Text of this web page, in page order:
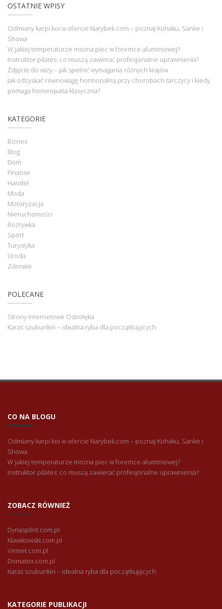
OSTATNIE WPISY
Odmiany karpi koi w ofercie Narybek.com – poznaj Kohaku, Sanke i
Showa
W jakiej temperaturze można piec w foremce aluminiowej?
Instruktor pilates: co muszą zawierać profesjonalne uprawnienia?
Zdjęcie do wizy – jak spełnić wymagania różnych krajów
Jak odzyskać równowagę hormonalną przy chorobach tarczycy i kiedy
pomaga homeopatia klasyczna?
KATEGORIE
Biznes
Blog
Dom
Finanse
Handel
Moda
Motoryzacja
Nieruchomości
Rozrywka
Sport
Turystyka
Uroda
Zdrowie
POLECANE
Strony internetowe Ostrołęka
Karaś szubunkin – idealna ryba dla początkujących
CO NA BLOGU
Odmiany karpi koi w ofercie Narybek.com – poznaj Kohaku, Sanke i
Showa
W jakiej temperaturze można piec w foremce aluminiowej?
Instruktor pilates: co muszą zawierać profesjonalne uprawnienia?
ZOBACZ RÓWNIEŻ
Dynasplint.com.pl
Klawikowski.com.pl
Virmet.com.pl
Domatex.com.pl
Karaś szubunkin – idealna ryba dla początkujących
KATEGORIE PUBLIKACJI